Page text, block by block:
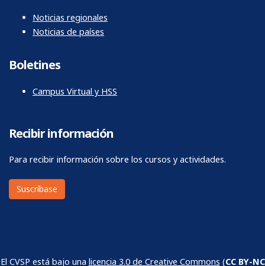
Noticias regionales
Noticias de países
Boletines
Campus Virtual y HSS
Recibir información
Para recibir información sobre los cursos y actividades.
Suscríbase
El CVSP está bajo una licencia 3.0 de Creative Commons (CC BY-NC